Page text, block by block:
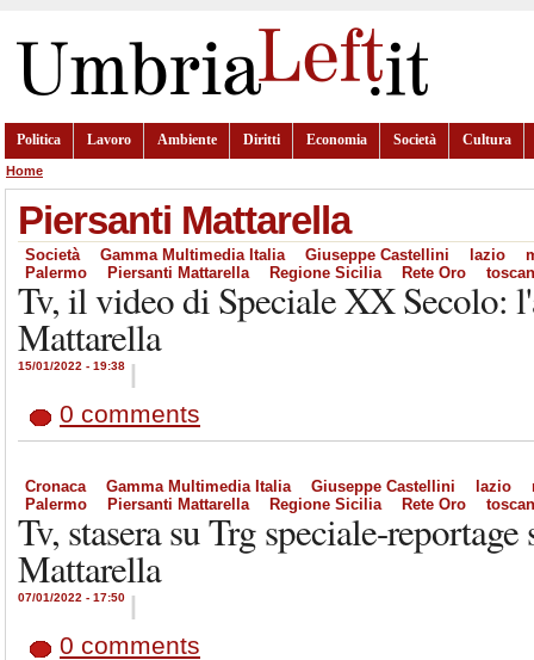
Politica Lavoro Ambiente Diritti Economia Società Cultura
Home
Piersanti Mattarella
Società Gamma Multimedia Italia Giuseppe Castellini lazio
Palermo
Piersanti Mattarella Regione Sicilia Rete Oro
Tv, il video di Speciale XX Secolo:
Mattarella
15/01/2022 - 19:38 |
0 comments
Cronaca Gamma Multimedia Italia Giuseppe Castellini lazio
Palermo
Piersanti Mattarella Regione Sicilia Rete Oro
Tv, stasera su Trg speciale-
Mattarella
07/01/2022 - 17:50 |
0 comments